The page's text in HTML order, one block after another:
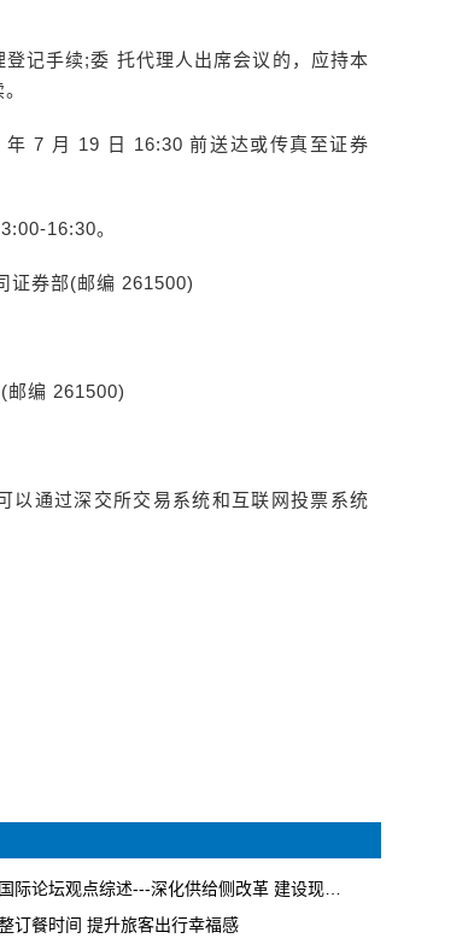
记手续;委 托代理人出席会议的，应持本
7 月 19 日 16:30 前送达或传真至证券
16:30。
证券部(邮编 261500)
邮编 261500)
以通过深交所交易系统和互联网投票系统
论坛观点综述---深化供给侧改革 建设现代化经济体系
订餐时间 提升旅客出行幸福感